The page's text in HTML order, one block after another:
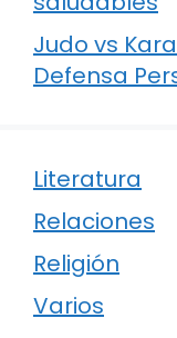
Judo vs
Defensa
Literatura
Relaciones
Religión
Varios